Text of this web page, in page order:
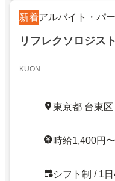
新着アルバイト・パ
リフレクソロジス
KUON
東京都 台東区
時給1,400円
シフト制 / 1